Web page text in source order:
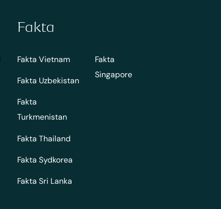
Fakta
Fakta Vietnam
Fakta Uzbekistan
Fakta
Turkmenistan
Fakta Thailand
Fakta Sydkorea
Fakta Sri Lanka
Fakta
Singapore